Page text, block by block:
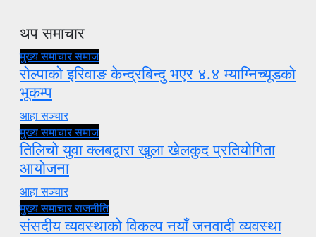
थप समाचार
मुख्य समाचारसमाज
रोल्पाको इरिवाङ केन्द्रबिन्दु भएर ४.४ म्याग्निच्यूडको
भूकम्प
आहा सञ्चार
मुख्य समाचारसमाज
तिलिचो युवा क्लबद्वारा खुला खेलकुद प्रतियोगिता
आयोजना
आहा सञ्चार
मुख्य समाचारराजनीति
संसदीय व्यवस्थाको विकल्प नयाँ जनवादी व्यवस्था